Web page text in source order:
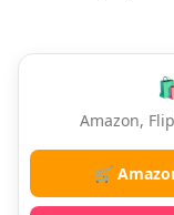
Amazon,
🛒